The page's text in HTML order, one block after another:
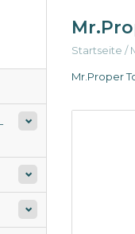
Startseite /
Mr.Proper